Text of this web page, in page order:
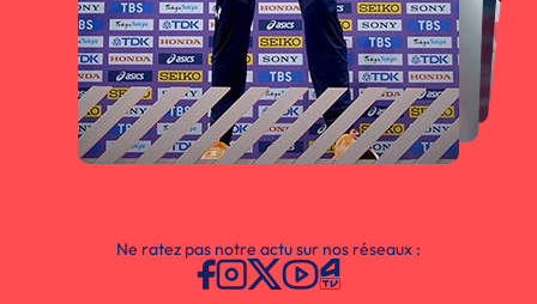
Ne ratez pas notre actu sur nos réseaux :